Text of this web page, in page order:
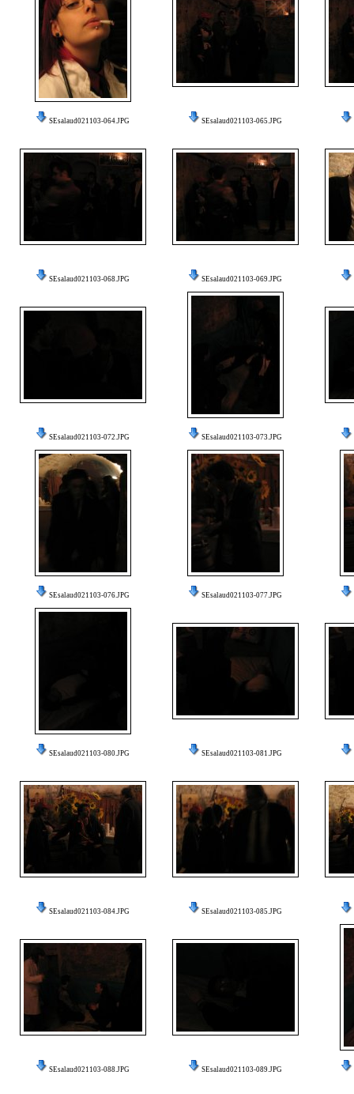
SEsalaud021103-064.JPG SEsalaud021103-065.JPG
SEsalaud021103-068.JPG SEsalaud021103-069.JPG
SEsalaud021103-072.JPG SEsalaud021103-073.JPG
SEsalaud021103-076.JPG SEsalaud021103-077.JPG
SEsalaud021103-080.JPG SEsalaud021103-081.JPG
SEsalaud021103-084.JPG SEsalaud021103-085.JPG
SEsalaud021103-088.JPG SEsalaud021103-089.JPG